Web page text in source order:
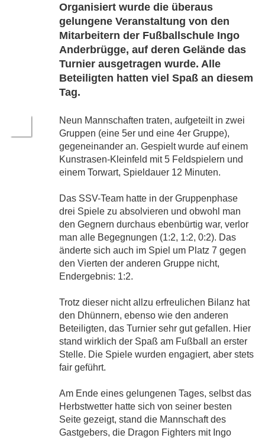
Organisiert wurde die überaus
gelungene Veranstaltung von den
Mitarbeitern der Fußballschule Ingo
Anderbrügge, auf deren Gelände das
Turnier ausgetragen wurde. Alle
Beteiligten hatten viel Spaß an diesem
Tag.
Neun Mannschaften traten, aufgeteilt in zwei
Gruppen (eine 5er und eine 4er Gruppe),
gegeneinander an. Gespielt wurde auf einem
Kunstrasen-Kleinfeld mit 5 Feldspielern und
einem Torwart, Spieldauer 12 Minuten.
Das SSV-Team hatte in der Gruppenphase
drei Spiele zu absolvieren und obwohl man
den Gegnern durchaus ebenbürtig war, verlor
man alle Begegnungen (1:2, 1:2, 0:2). Das
änderte sich auch im Spiel um Platz 7 gegen
den Vierten der anderen Gruppe nicht,
Endergebnis: 1:2.
Trotz dieser nicht allzu erfreulichen Bilanz hat
den Dhünnern, ebenso wie den anderen
Beteiligten, das Turnier sehr gut gefallen. Hier
stand wirklich der Spaß am Fußball an erster
Stelle. Die Spiele wurden engagiert, aber stets
fair geführt.
Am Ende eines gelungenen Tages, selbst das
Herbstwetter hatte sich von seiner besten
Seite gezeigt, stand die Mannschaft des
Gastgebers, die Dragon Fighters mit Ingo